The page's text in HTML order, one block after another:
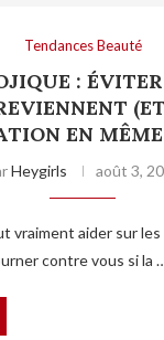
Tendances Beauté
:
EN
Heygirls août 3,
vraiment aider sur
contre vous si la